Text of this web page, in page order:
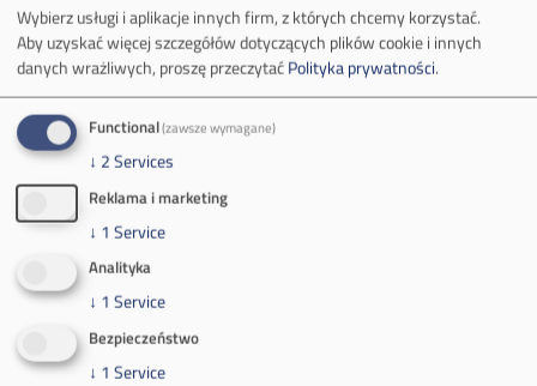
Kontakt dla mediów:
mail:media@pkw-sa.pl
tel.:+48 32 618 56 02
(poniedziałek-piątek 7:00-15:00)
Wybierz usługi i aplikacje innych firm, z których chcemy korzystać.
Aby uzyskać więcej szczegółów dotyczących plików cookie i innych
danych wrażliwych, proszę przeczytaćPolityka prywatności.
Functional(zawsze wymagane)
↓ 2Services
Reklama i marketing
↓ 1 Service
Analityka
↓ 1 Service
Bezpieczeństwo
↓ 1 Service